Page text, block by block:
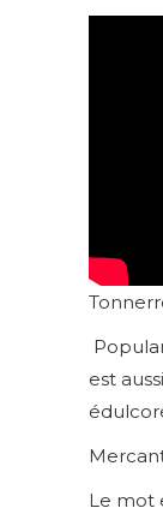
est
Le mot